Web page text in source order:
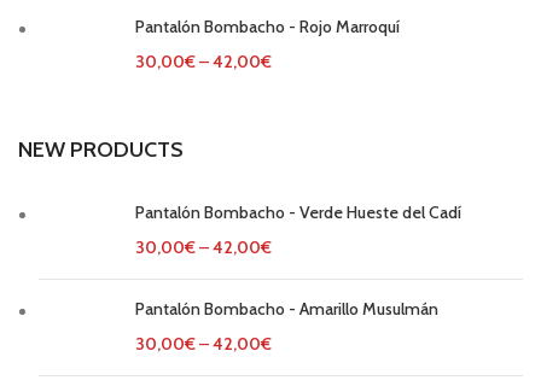
Pantalón Bombacho - Rojo Marroquí
30,00€–42,00€
NEW PRODUCTS
Pantalón Bombacho - Verde Hueste del Cadí
30,00€–42,00€
Pantalón Bombacho - Amarillo Musulmán
30,00€–42,00€